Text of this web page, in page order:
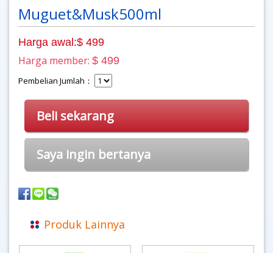
Muguet&Musk500ml
Harga awal:$ 499
Harga member: $ 499
Pembelian Jumlah：
Beli sekarang
Saya ingin bertanya
Produk Lainnya